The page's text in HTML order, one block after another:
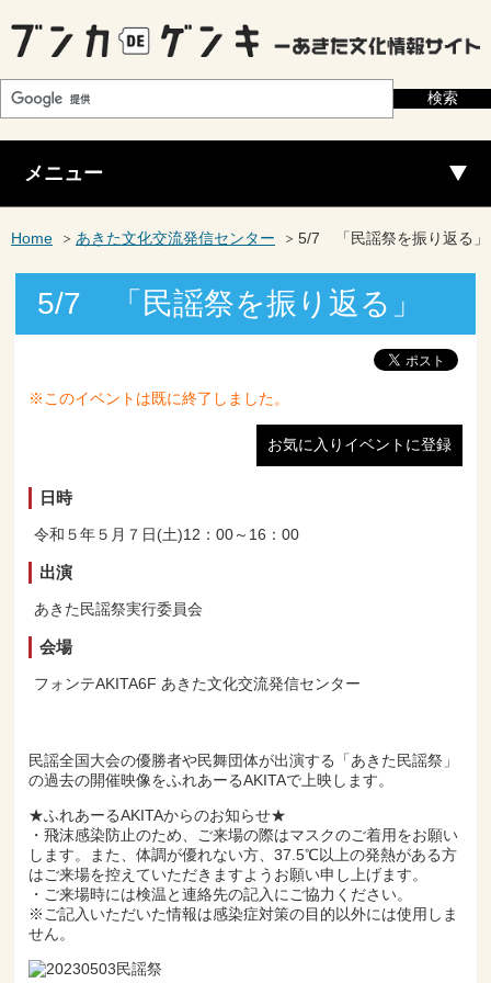
メニュー
Home あきた文化交流発信センター 5/7 「民謡祭を振り返る」
5/7 「民謡祭を振り返る」
※このイベントは既に終了しました。
お気に入りイベントに登録
日時
令和５年５月７日(土)12：00～16：00
出演
あきた民謡祭実行委員会
会場
フォンテAKITA6F あきた文化交流発信センター
民謡全国大会の優勝者や民舞団体が出演する「あきた民謡祭」
の過去の開催映像をふれあーるAKITAで上映します。
★ふれあーるAKITAからのお知らせ★
・飛沫感染防止のため、ご来場の際はマスクのご着用をお願い
します。また、体調が優れない方、37.5℃以上の発熱がある方
はご来場を控えていただきますようお願い申し上げます。
・ご来場時には検温と連絡先の記入にご協力ください。
※ご記入いただいた情報は感染症対策の目的以外には使用しま
せん。